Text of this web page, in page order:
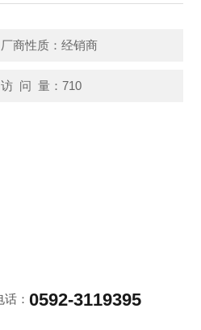
厂商性质：经销商
访 问 量：710
话：0592-3119395